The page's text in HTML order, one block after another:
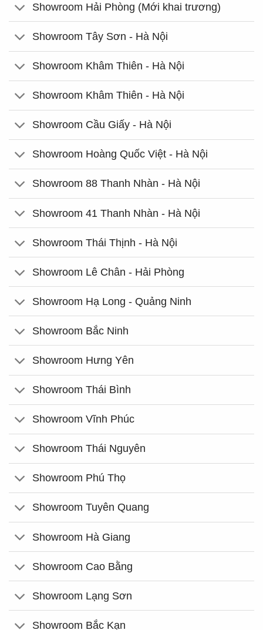
Showroom Hải Phòng (Mới khai trương)
Showroom Tây Sơn - Hà Nội
Showroom Khâm Thiên - Hà Nội
Showroom Khâm Thiên - Hà Nội
Showroom Cầu Giấy - Hà Nội
Showroom Hoàng Quốc Việt - Hà Nội
Showroom 88 Thanh Nhàn - Hà Nội
Showroom 41 Thanh Nhàn - Hà Nội
Showroom Thái Thịnh - Hà Nội
Showroom Lê Chân - Hải Phòng
Showroom Hạ Long - Quảng Ninh
Showroom Bắc Ninh
Showroom Hưng Yên
Showroom Thái Bình
Showroom Vĩnh Phúc
Showroom Thái Nguyên
Showroom Phú Thọ
Showroom Tuyên Quang
Showroom Hà Giang
Showroom Cao Bằng
Showroom Lạng Sơn
Showroom Bắc Kạn